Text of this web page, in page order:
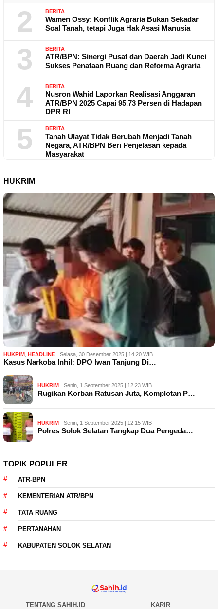
2 BERITA
Wamen Ossy: Konflik Agraria Bukan Sekadar
Soal Tanah, tetapi Juga Hak Asasi Manusia
3 BERITA
ATR/BPN: Sinergi Pusat dan Daerah Jadi Kunci
Sukses Penataan Ruang dan Reforma Agraria
4 BERITA
Nusron Wahid Laporkan Realisasi Anggaran
ATR/BPN 2025 Capai 95,73 Persen di Hadapan
DPR RI
5 BERITA
Tanah Ulayat Tidak Berubah Menjadi Tanah
Negara, ATR/BPN Beri Penjelasan kepada
Masyarakat
HUKRIM
HUKRIM HEADLINE Selasa, 30 Desember 2025 | 14:20 WIB
Kasus Narkoba Inhil: DPO Iwan Tanjung Di…
HUKRIM Senin, 1 September 2025 | 12:23 WIB
Rugikan Korban Ratusan Juta, Komplotan P…
HUKRIM Senin, 1 September 2025 | 12:15 WIB
Polres Solok Selatan Tangkap Dua Pengeda…
TOPIK POPULER
ATR-BPN
KEMENTERIAN ATR/BPN
TATA RUANG
PERTANAHAN
KABUPATEN SOLOK SELATAN
TENTANG SAHIH.ID KARIR